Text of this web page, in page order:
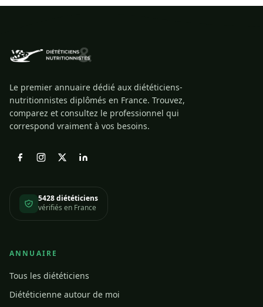
Le premier annuaire dédié aux diététiciens-
nutritionnistes diplômés en France. Trouvez,
comparez et consultez le professionnel qui
correspond vraiment à vos besoins.
5428 diététiciens
vérifiés en France
ANNUAIRE
Tous les diététiciens
Diététicienne autour de moi